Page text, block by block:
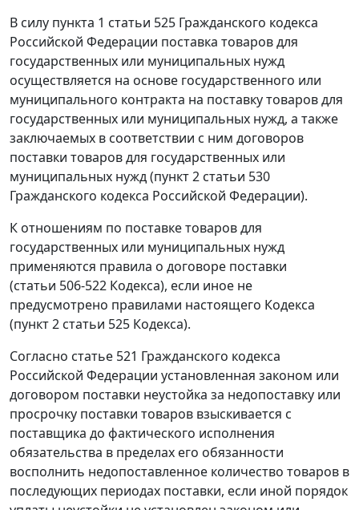
В силу пункта 1 статьи 525 Гражданского кодекса
Российской Федерации поставка товаров для
государственных или муниципальных нужд
осуществляется на основе государственного или
муниципального контракта на поставку товаров для
государственных или муниципальных нужд, а также
заключаемых в соответствии с ним договоров
поставки товаров для государственных или
муниципальных нужд (пункт 2 статьи 530
Гражданского кодекса Российской Федерации).
К отношениям по поставке товаров для
государственных или муниципальных нужд
применяются правила о договоре поставки
(статьи 506-522 Кодекса), если иное не
предусмотрено правилами настоящего Кодекса
(пункт 2 статьи 525 Кодекса).
Согласно статье 521 Гражданского кодекса
Российской Федерации установленная законом или
договором поставки неустойка за недопоставку или
просрочку поставки товаров взыскивается с
поставщика до фактического исполнения
обязательства в пределах его обязанности
восполнить недопоставленное количество товаров в
последующих периодах поставки, если иной порядок